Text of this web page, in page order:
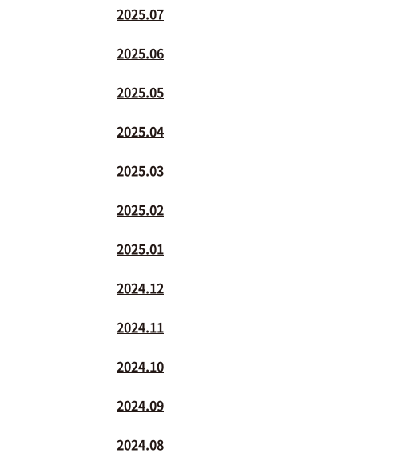
2025.07
2025.06
2025.05
2025.04
2025.03
2025.02
2025.01
2024.12
2024.11
2024.10
2024.09
2024.08